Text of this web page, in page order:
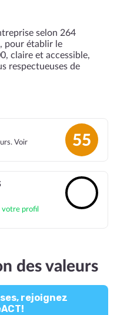
selon 264
pour établir le
claire et accessible,
respectueuses de
Voir
55
votre profil
des valeurs
rejoignez